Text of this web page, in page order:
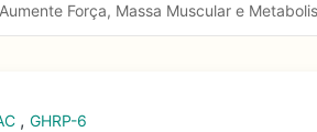
Força, Massa Muscular e
, GHRP-6